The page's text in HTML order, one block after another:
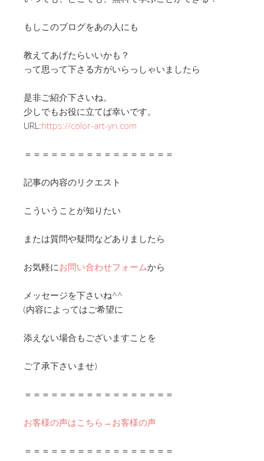
もしこのブログをあの人にも
教えてあげたらいいかも？
って思って下さる方がいらっしゃいましたら
是非ご紹介下さいね。
少しでもお役に立てば幸いです。
URL:https://color-art-yn.com
＝＝＝＝＝＝＝＝＝＝＝＝＝＝＝＝＝
記事の内容のリクエスト
こういうことが知りたい
または質問や疑問などありましたら
お気軽にお問い合わせフォームから
メッセージを下さいね^^
(内容によってはご希望に
添えない場合もございますことを
ご了承下さいませ)
＝＝＝＝＝＝＝＝＝＝＝＝＝＝＝＝＝
お客様の声はこちら→お客様の声
＝＝＝＝＝＝＝＝＝＝＝＝＝＝＝＝＝